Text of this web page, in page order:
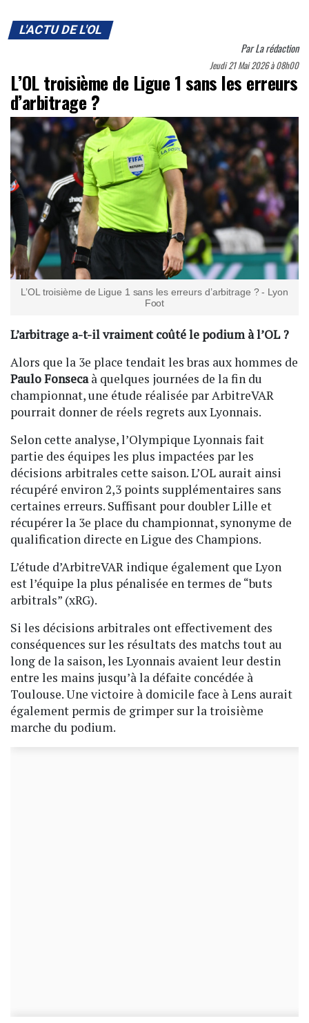
L'ACTU DE L'OL
ParLa rédaction
Jeudi 21 Mai 2026 à 08h00
L’OL troisième de Ligue 1 sans les erreurs
d’arbitrage ?
L’OL troisième de Ligue 1 sans les erreurs d’arbitrage ? - Lyon
Foot
L’arbitrage a-t-il vraiment coûté le podium à l’OL ?
Alors que la 3e place tendait les bras aux hommes de
Paulo Fonsecaà quelques journées de la fin du
championnat, une étude réalisée par ArbitreVAR
pourrait donner de réels regrets aux Lyonnais.
Selon cette analyse, l’Olympique Lyonnais fait
partie des équipes les plus impactées par les
décisions arbitrales cette saison. L’OL aurait ainsi
récupéré environ 2,3 points supplémentaires sans
certaines erreurs. Suffisant pour doubler Lille et
récupérer la 3e place du championnat, synonyme de
qualification directe en Ligue des Champions.
L’étude d’ArbitreVAR indique également que Lyon
est l’équipe la plus pénalisée en termes de “buts
arbitrals” (xRG).
Si les décisions arbitrales ont effectivement des
conséquences sur les résultats des matchs tout au
long de la saison, les Lyonnais avaient leur destin
entre les mains jusqu’à la défaite concédée à
Toulouse. Une victoire à domicile face à Lens aurait
également permis de grimper sur la troisième
marche du podium.